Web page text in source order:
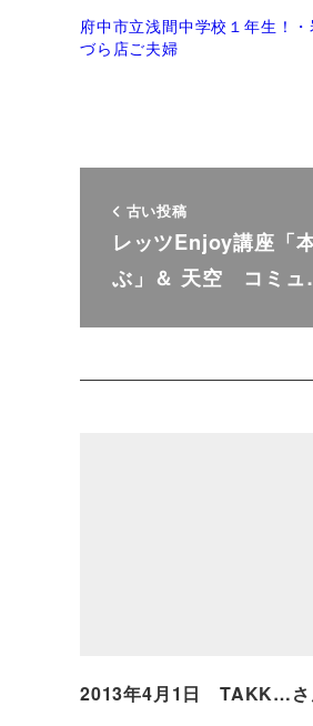
府中市立浅間中学校１年生！
づら店ご夫婦
古い投稿
レッツEnjoy講座「
ぶ」＆ 天空 コミ
2013年4月1日 TAKK…さ